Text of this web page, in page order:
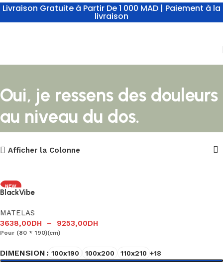
Oui, je ressens des douleurs
au niveau du dos.
Afficher la Colonne
NEW
BlackVibe
MATELAS
3638,00DH – 9253,00DH
Pour (80 * 190)(cm)
DIMENSION 100x190 100x200 110x210 +18
Livraison Gratuite à Partir De 1 000 MAD | Paiement à la
livraison